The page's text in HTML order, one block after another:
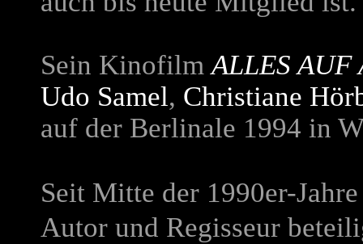
Sein KinofilmALLES AUF
Udo Samel, Christiane
auf der Berlinale 1994 in
Seit Mitte der 1990er-
Autor und Regisseur